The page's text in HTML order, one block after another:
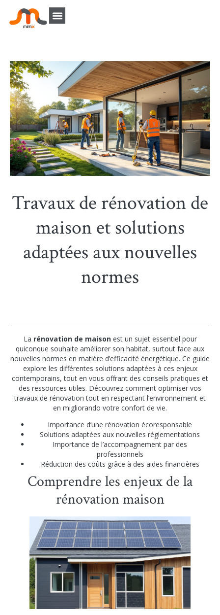
Travaux de rénovation de
maison et solutions
adaptées aux nouvelles
normes
La rénovation de maisonest un sujet essentiel pour
quiconque souhaite améliorer son habitat, surtout face aux
nouvelles normes en matière d’efficacité énergétique. Ce guide
explore les différentes solutions adaptées à ces enjeux
contemporains, tout en vous offrant des conseils pratiques et
des ressources utiles. Découvrez comment optimiser vos
travaux de rénovation tout en respectant l’environnement et
en migliorando votre confort de vie.
Importance d’une rénovation écoresponsable
Solutions adaptées aux nouvelles réglementations
Importance de l’accompagnement par des
professionnels
Réduction des coûts grâce à des aides financières
Comprendre les enjeux de la
rénovation maison